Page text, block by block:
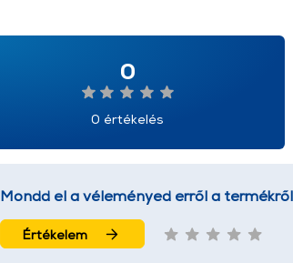
0
0 értékelés
Mondd el a véleményed erről a
Értékelem